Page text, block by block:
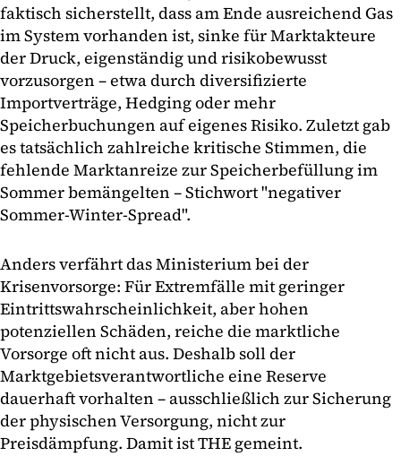
faktisch sicherstellt, dass am Ende ausreichend Gas
im System vorhanden ist, sinke für Marktakteure
der Druck, eigenständig und risikobewusst
vorzusorgen – etwa durch diversifizierte
Importverträge, Hedging oder mehr
Speicherbuchungen auf eigenes Risiko. Zuletzt gab
es tatsächlich zahlreiche kritische Stimmen, die
fehlende Marktanreize zur Speicherbefüllung im
Sommer bemängelten – Stichwort "negativer
Sommer-Winter-Spread".
Anders verfährt das Ministerium bei der
Krisenvorsorge: Für Extremfälle mit geringer
Eintrittswahrscheinlichkeit, aber hohen
potenziellen Schäden, reiche die marktliche
Vorsorge oft nicht aus. Deshalb soll der
Marktgebietsverantwortliche eine Reserve
dauerhaft vorhalten – ausschließlich zur Sicherung
der physischen Versorgung, nicht zur
Preisdämpfung. Damit ist THE gemeint.